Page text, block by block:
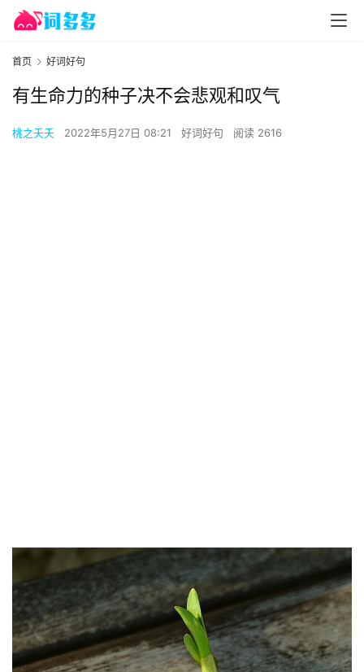
首页 好词好句
有生命力的种子决不会悲观和叹气
桃之夭夭 2022年5月27日 08:21 好词好句 阅读 2616